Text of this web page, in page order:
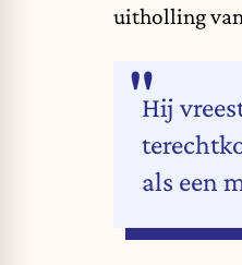
uitholling
Hij
als een